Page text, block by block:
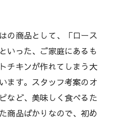
の商品として、「ロース
いった、ご家庭にあるも
チキンが作れてしまう大
ます。スタッフ考案のオ
など、美味しく食べるた
商品ばかりなので、初め